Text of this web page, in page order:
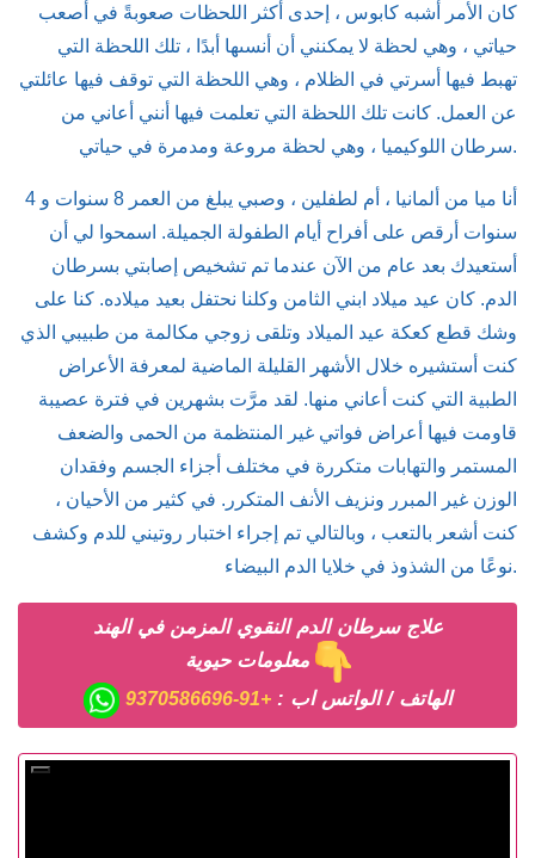
كان الأمر أشبه كابوس ، إحدى أكثر اللحظات صعوبةً في أصعب
حياتي ، وهي لحظة لا يمكنني أن أنسىها أبدًا ، تلك اللحظة التي
تهبط فيها أسرتي في الظلام ، وهي اللحظة التي توقف فيها عائلتي
عن العمل. كانت تلك اللحظة التي تعلمت فيها أنني أعاني من
سرطان اللوكيميا ، وهي لحظة مروعة ومدمرة في حياتي.
أنا ميا من ألمانيا ، أم لطفلين ، وصبي يبلغ من العمر 8 سنوات و 4
سنوات أرقص على أفراح أيام الطفولة الجميلة. اسمحوا لي أن
أستعيدك بعد عام من الآن عندما تم تشخيص إصابتي بسرطان
الدم. كان عيد ميلاد ابني الثامن وكلنا نحتفل بعيد ميلاده. كنا على
وشك قطع كعكة عيد الميلاد وتلقى زوجي مكالمة من طبيبي الذي
كنت أستشيره خلال الأشهر القليلة الماضية لمعرفة الأعراض
الطبية التي كنت أعاني منها. لقد مرَّت بشهرين في فترة عصيبة
قاومت فيها أعراض فواتي غير المنتظمة من الحمى والضعف
المستمر والتهابات متكررة في مختلف أجزاء الجسم وفقدان
الوزن غير المبرر ونزيف الأنف المتكرر. في كثير من الأحيان ،
كنت أشعر بالتعب ، وبالتالي تم إجراء اختبار روتيني للدم وكشف
نوعًا من الشذوذ في خلايا الدم البيضاء.
علاج سرطان الدم النقوي المزمن في الهند
معلومات حيوية
الهاتف / الواتس اب :+91-9370586696